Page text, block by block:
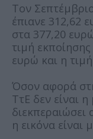
Τον
έπιανε 312,62
στα 377,20
τιμή
ευρώ και η
Όσον αφορά
ΤτΕ δεν είναι
η εικόνα είναι